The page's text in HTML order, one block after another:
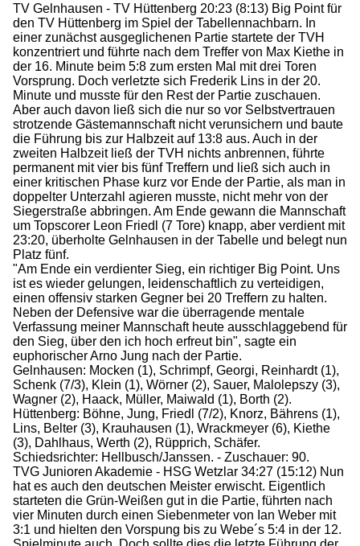
TV Gelnhausen - TV Hüttenberg 20:23 (8:13) Big Point für
den TV Hüttenberg im Spiel der Tabellennachbarn. In
einer zunächst ausgeglichenen Partie startete der TVH
konzentriert und führte nach dem Treffer von Max Kiethe in
der 16. Minute beim 5:8 zum ersten Mal mit drei Toren
Vorsprung. Doch verletzte sich Frederik Lins in der 20.
Minute und musste für den Rest der Partie zuschauen.
Aber auch davon ließ sich die nur so vor Selbstvertrauen
strotzende Gästemannschaft nicht verunsichern und baute
die Führung bis zur Halbzeit auf 13:8 aus. Auch in der
zweiten Halbzeit ließ der TVH nichts anbrennen, führte
permanent mit vier bis fünf Treffern und ließ sich auch in
einer kritischen Phase kurz vor Ende der Partie, als man in
doppelter Unterzahl agieren musste, nicht mehr von der
Siegerstraße abbringen. Am Ende gewann die Mannschaft
um Topscorer Leon Friedl (7 Tore) knapp, aber verdient mit
23:20, überholte Gelnhausen in der Tabelle und belegt nun
Platz fünf.
"Am Ende ein verdienter Sieg, ein richtiger Big Point. Uns
ist es wieder gelungen, leidenschaftlich zu verteidigen,
einen offensiv starken Gegner bei 20 Treffern zu halten.
Neben der Defensive war die überragende mentale
Verfassung meiner Mannschaft heute ausschlaggebend für
den Sieg, über den ich hoch erfreut bin", sagte ein
euphorischer Arno Jung nach der Partie.
Gelnhausen: Mocken (1), Schrimpf, Georgi, Reinhardt (1),
Schenk (7/3), Klein (1), Wörner (2), Sauer, Malolepszy (3),
Wagner (2), Haack, Müller, Maiwald (1), Borth (2).
Hüttenberg: Böhne, Jung, Friedl (7/2), Knorz, Bährens (1),
Lins, Belter (3), Krauhausen (1), Wrackmeyer (6), Kiethe
(3), Dahlhaus, Werth (2), Rüpprich, Schäfer.
Schiedsrichter: Hellbusch/Janssen. - Zuschauer: 90.
TVG Junioren Akademie - HSG Wetzlar 34:27 (15:12) Nun
hat es auch den deutschen Meister erwischt. Eigentlich
starteten die Grün-Weißen gut in die Partie, führten nach
vier Minuten durch einen Siebenmeter von Ian Weber mit
3:1 und hielten den Vorspung bis zu Webe´s 5:4 in der 12.